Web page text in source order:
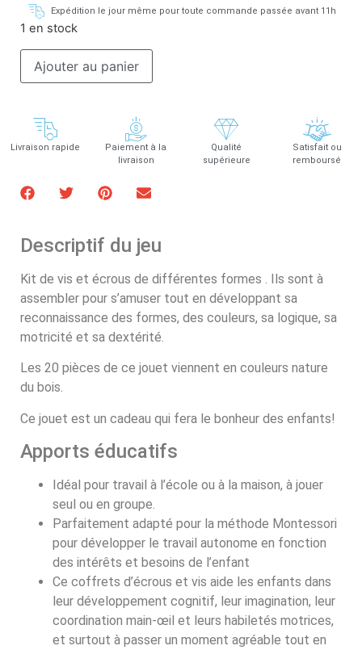
Expédition le jour même pour toute commande passée avant 11h
1 en stock
Ajouter au panier
Livraison rapide
Paiement à la
livraison
Qualité
supérieure
Satisfait ou
remboursé
Descriptif du jeu
Kit de vis et écrous de différentes formes . Ils sont à
assembler pour s’amuser tout en développant sa
reconnaissance des formes, des couleurs, sa logique, sa
motricité et sa dextérité.
Les 20 pièces de ce jouet viennent en couleurs nature
du bois.
Ce jouet est un cadeau qui fera le bonheur des enfants!
Apports éducatifs
Idéal pour travail à l’école ou à la maison, à jouer
seul ou en groupe.
Parfaitement adapté pour la méthode Montessori
pour développer le travail autonome en fonction
des intérêts et besoins de l’enfant
Ce coffrets d’écrous et vis aide les enfants dans
leur développement cognitif, leur imagination, leur
coordination main-œil et leurs habiletés motrices,
et surtout à passer un moment agréable tout en